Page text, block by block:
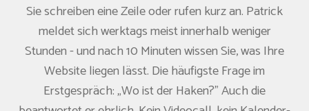
Sie schreiben eine Zeile oder rufen kurz an. Patrick
meldet sich werktags meist innerhalb weniger
Stunden - und nach 10 Minuten wissen Sie, was Ihre
Website liegen lässt. Die häufigste Frage im
Erstgespräch: „Wo ist der Haken?" Auch die